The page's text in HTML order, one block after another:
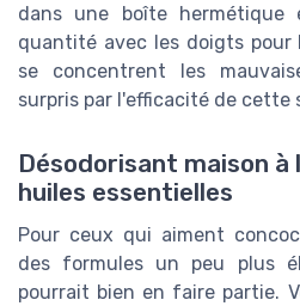
dans une boîte
quantité avec les doigts pour
se concentrent les
surpris par l'efficacité de
Désodorisant maison à
huiles essentielles
Pour ceux qui aiment
des formules un peu plus
pourrait bien en faire partie.